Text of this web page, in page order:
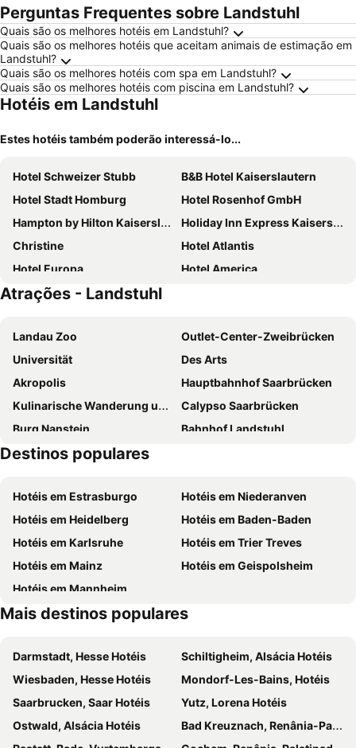
mento
Perguntas Frequentes sobre Landstuhl
Quais são os melhores hotéis em Landstuhl?
Quais são os melhores hotéis que aceitam animais de estimação em
Landstuhl?
Quais são os melhores hotéis com spa em Landstuhl?
Quais são os melhores hotéis com piscina em Landstuhl?
Hotéis em Landstuhl
Estes hotéis também poderão interessá-lo...
Hotel Schweizer Stubb
B&B Hotel Kaiserslautern
Hotel Stadt Homburg
Hotel Rosenhof GmbH
Hampton by Hilton Kaiserslautern
Holiday Inn Express Kaiserslautern by IHG
Christine
Hotel Atlantis
Hotel Europa
Hotel America
See Lord Hotel
Gästehaus 'Alte Bäckerei' Kaffeehaus
Hotel Blaues Haus
Hotel Badstube
SMARTY Hotel Euler Homburg, Saar - KONTAKTLOSER SELF CHECK-IN
Atrações - Landstuhl
Landau Zoo
Outlet-Center-Zweibrücken
Universität
Des Arts
Akropolis
Hauptbahnhof Saarbrücken
Kulinarische Wanderung um Obst Spargel und Wein
Calypso Saarbrücken
Burg Nanstein
Bahnhof Landstuhl
Tropfsteinhöhle
Estação Ferroviária de Kaiserslautern
St Martinsplatz
Fritz-Walter-Stadion
Am Staden
Bostalsee
Winterberg
Landgestüt Zweibrücken
German-French Garden
Bübingen
Halberg
Dannenfels
Destinos populares
Hotéis em Estrasburgo
Hotéis em Niederanven
Hotéis em Heidelberg
Hotéis em Baden-Baden
Hotéis em Karlsruhe
Hotéis em Trier Treves
Hotéis em Mainz
Hotéis em Geispolsheim
Hotéis em Mannheim
Mais destinos populares
Darmstadt, Hesse Hotéis
Schiltigheim, Alsácia Hotéis
Wiesbaden, Hesse Hotéis
Mondorf-Les-Bains, Hotéis
Saarbrucken, Saar Hotéis
Yutz, Lorena Hotéis
Ostwald, Alsácia Hotéis
Bad Kreuznach, Renânia-Palatinado Hotéis